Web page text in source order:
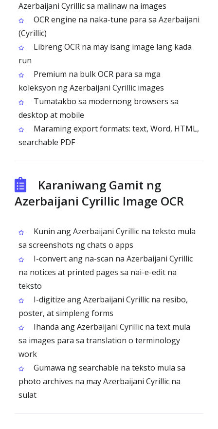
Azerbaijani Cyrillic sa malinaw na images
OCR engine na naka-tune para sa Azerbaijani
(Cyrillic)
Libreng OCR na may isang image lang kada
run
Premium na bulk OCR para sa mga
koleksyon ng Azerbaijani Cyrillic images
Tumatakbo sa modernong browsers sa
desktop at mobile
Maraming export formats: text, Word, HTML,
searchable PDF
Karaniwang Gamit ng
Azerbaijani Cyrillic Image OCR
Kunin ang Azerbaijani Cyrillic na teksto mula
sa screenshots ng chats o apps
I-convert ang na-scan na Azerbaijani Cyrillic
na notices at printed pages sa nai-e-edit na
teksto
I-digitize ang Azerbaijani Cyrillic na resibo,
poster, at simpleng forms
Ihanda ang Azerbaijani Cyrillic na text mula
sa images para sa translation o terminology
work
Gumawa ng searchable na teksto mula sa
photo archives na may Azerbaijani Cyrillic na
sulat